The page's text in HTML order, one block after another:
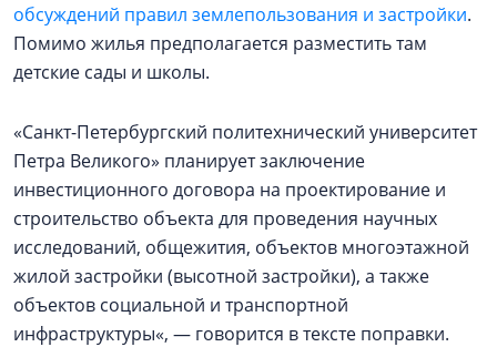
обсуждений правил землепользования и застройки.
Помимо жилья предполагается разместить там
детские сады и школы.
«Санкт-Петербургский политехнический университет
Петра Великого» планирует заключение
инвестиционного договора на проектирование и
строительство объекта для проведения научных
исследований, общежития, объектов многоэтажной
жилой застройки (высотной застройки), а также
объектов социальной и транспортной
инфраструктуры«, — говорится в тексте поправки.